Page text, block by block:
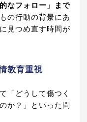
なフォロー」まで
の行動の背景にあ
見つめ直す時間が
教育重視
「どうして傷つく
か？」といった問